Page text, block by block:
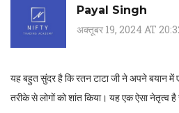
Payal Singh
अक्तूबर 19, 2024 AT
यह बहुत सुंदर है कि रतन टाटा जी ने अपने बयान में
तरीके से लोगों को शांत किया। यह एक ऐसा नेतृत्व